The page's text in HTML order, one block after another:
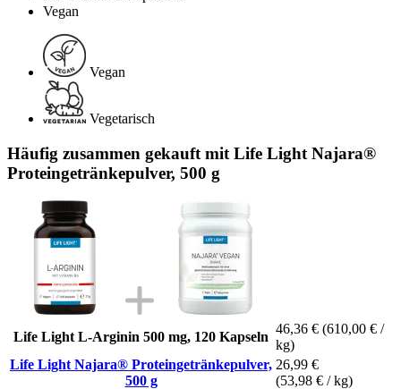
Vegan
Vegan
Vegetarisch
Häufig zusammen gekauft mit Life Light Najara®
Proteingetränkepulver, 500 g
Life Light L-Arginin 500 mg, 120 Kapseln
46,36 € (610,00 € /
kg)
Life Light Najara® Proteingetränkepulver,
500 g
26,99 €
(53,98 € / kg)